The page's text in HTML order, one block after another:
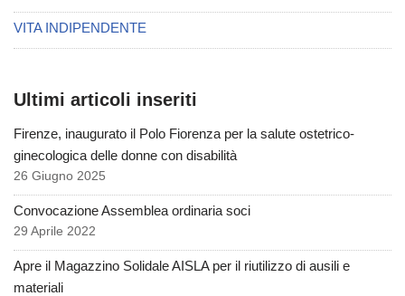
VITA INDIPENDENTE
Ultimi articoli inseriti
Firenze, inaugurato il Polo Fiorenza per la salute ostetrico-
ginecologica delle donne con disabilità
26 Giugno 2025
Convocazione Assemblea ordinaria soci
29 Aprile 2022
Apre il Magazzino Solidale AISLA per il riutilizzo di ausili e
materiali